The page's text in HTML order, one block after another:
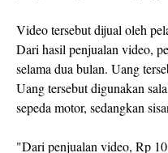
Video tersebut dijual oleh
Dari hasil penjualan video,
selama dua bulan. Uang
Uang tersebut digunakan
sepeda motor, sedangkan
"Dari penjualan video, Rp